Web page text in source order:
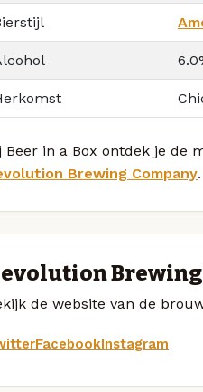
Beer in a Box ontdek je de
Brewing Company.
de website van de
FacebookInstagram